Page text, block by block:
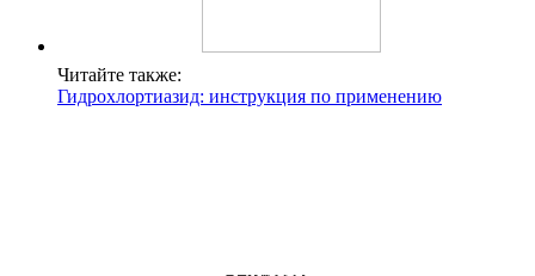
Читайте также:
Гидрохлортиазид: инструкция по применению